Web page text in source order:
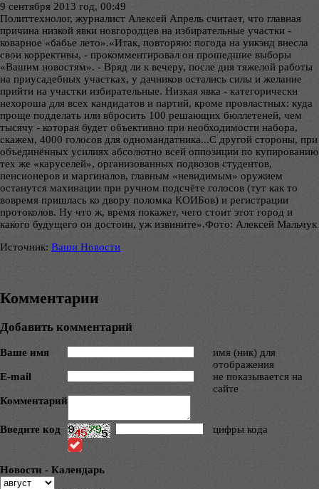
9 сентября 2013 год, 00:49
Политтехнолог, журналист Алексей Апрель считает, что главная
причина низкой явки новгородцев на избирательные участки -
коварное «бабье лето».«Итак, повторяю: погода на уикэнд внесла
свои коррективы, - прокомментировал он прошедшие выборы
«Вашим новостям». - Вряд ли к вечеру, после дня тяжелой работы
на приусадебных участках, у дачников остались силы и желание
прийти на участки избирательные. Низкая явка - категорически
нехороша для всех кандидатов и партий, кроме провластных: куда
проще подделать или вбросить 100 решающих бюллетеней, чем
тысячу - которая будет объективно при необходимости набора,
скажем, 4000 голосов для одномандатника...С другой стороны, при
объединённых усилиях абсолютно всей оппозиции по купированию
тех же «каруселей», организованных подвозов студентов,
пенсионеров и маргиналов, главным «невидимым» оружием
останутся махинации при ручном подсчёте голосов (тут как то
вовремя пришлась ко двору поломка КОИБов) и регистрации
протоколов. Ну что ж, время покажет, чего стоит этот город и
какого будущего он достоин, уж извините».Фото: Алексей Мальчук
Источник: Ваши Новости
Комментарии
Добавить комментарий
Ваше имя
имя (ник) для
отображения
E-mail
не показывается на
сайте
Комментарий
Введите код цифры кода
Новости - Календарь